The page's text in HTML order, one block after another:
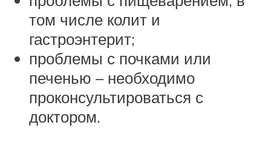
том числе колит и
гастроэнтерит;
проблемы с почками или
печенью – необходимо
проконсультироваться с
доктором.